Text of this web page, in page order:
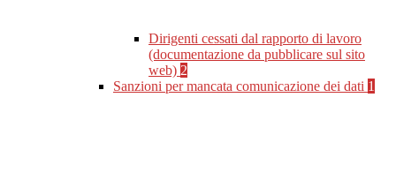
Dirigenti cessati dal rapporto di lavoro
(documentazione da pubblicare sul sito
web) 2
Sanzioni per mancata comunicazione dei dati 1